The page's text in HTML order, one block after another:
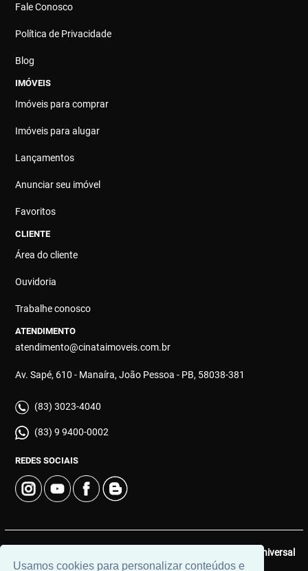
Usamos cookies para personalizar conteúdos e
Fale Conosco
Política de Privacidade
Blog
IMÓVEIS
Imóveis para comprar
Imóveis para alugar
Lançamentos
Anunciar seu imóvel
Favoritos
CLIENTE
Área do cliente
Ouvidoria
Trabalhe conosco
ATENDIMENTO
atendimento@cinataimoveis.com.br
Av. Sapé, 610 - Manaíra, João Pessoa - PB, 58038-381
(83) 3023-4040
(83) 9 9400-0002
REDES SOCIAIS
Universal